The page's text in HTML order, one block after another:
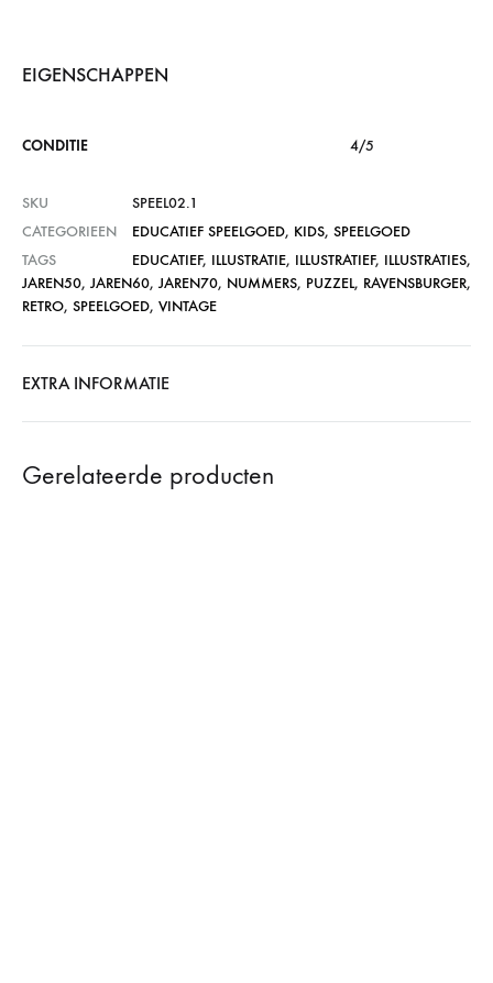
EIGENSCHAPPEN
CONDITIE 4/5
SKU
SPEEL02.1
CATEGORIEEN
EDUCATIEF SPEELGOED, KIDS, SPEELGOED
TAGS
EDUCATIEF, ILLUSTRATIE, ILLUSTRATIEF, ILLUSTRATIES,
JAREN50, JAREN60, JAREN70, NUMMERS, PUZZEL, RAVENSBURGER,
RETRO, SPEELGOED, VINTAGE
EXTRA INFORMATIE
Gerelateerde producten